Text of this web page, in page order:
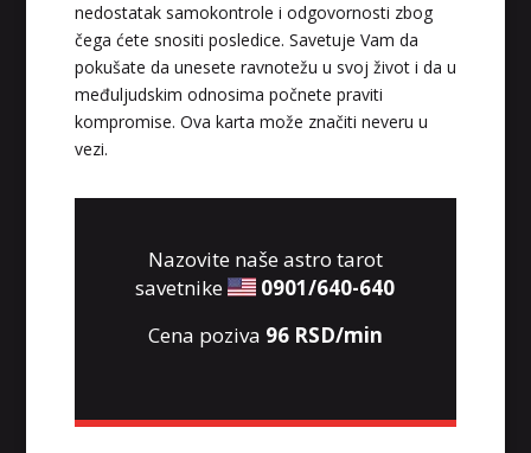
nedostatak samokontrole i odgovornosti zbog
čega ćete snositi posledice. Savetuje Vam da
pokušate da unesete ravnotežu u svoj život i da u
međuljudskim odnosima počnete praviti
kompromise. Ova karta može značiti neveru u
vezi.
Nazovite naše astro tarot
savetnike
0901/640-640
Cena poziva 96 RSD/min
Tarot savjetnik je zauzet